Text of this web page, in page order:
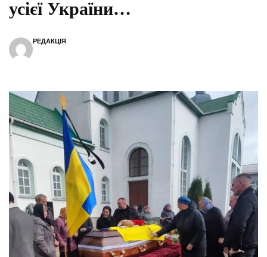
усієї України…
РЕДАКЦІЯ